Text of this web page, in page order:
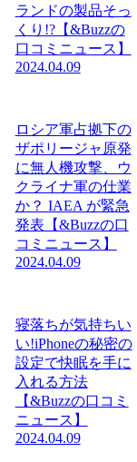
ランドの製品そっ
くり!?【&Buzzの
口コミニュース】
2024.04.09
ロシア軍占拠下の
ザポリージャ原発
に無人機攻撃、ウ
クライナ軍の仕業
か？ IAEA が緊急
発表【&Buzzの口
コミニュース】
2024.04.09
寝落ちが気持ちい
い!iPhoneの秘密の
設定で快眠を手に
入れる方法
【&Buzzの口コミ
ニュース】
2024.04.09